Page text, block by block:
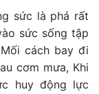
sức là phá rất
sức sống tập
cách bay đi
cơm mưa, Khi
huy động lực